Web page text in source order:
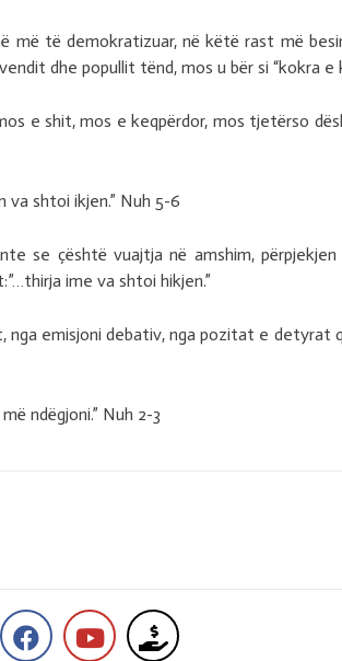
më të demokratizuar, në këtë rast më
dhe popullit tënd, mos u bër si “kokra e
e shit, mos e keqpërdor, mos tjetërso
shtoi ikjen.” Nuh 5-6
se çështë vuajtja në amshim, përpjekjen
ime va shtoi hikjen.”
emisjoni debativ, nga pozitat e detyrat
ndëgjoni.” Nuh 2-3